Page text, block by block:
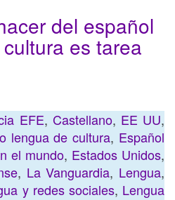
del español
es tarea
EFE, Castellano, EE UU,
lengua de cultura, Español
el mundo, Estados Unidos,
, La Vanguardia, Lengua,
y redes sociales, Lengua